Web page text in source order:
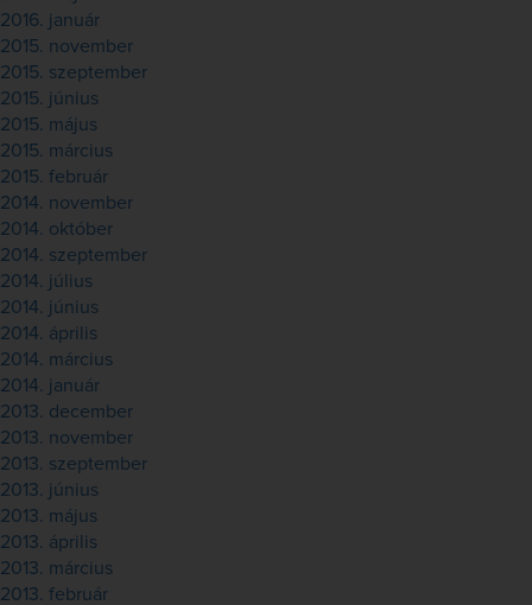
2016. január
2015. november
2015. szeptember
2015. június
2015. május
2015. március
2015. február
2014. november
2014. október
2014. szeptember
2014. július
2014. június
2014. április
2014. március
2014. január
2013. december
2013. november
2013. szeptember
2013. június
2013. május
2013. április
2013. március
2013. február